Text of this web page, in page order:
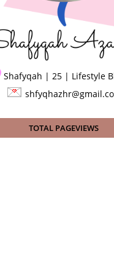
Shafyqah | 25 | Lifestyle
TOTAL PAGEVIEWS